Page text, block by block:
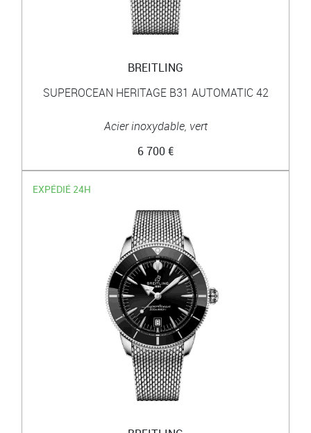
BREITLING
SUPEROCEAN HERITAGE B31 AUTOMATIC 42
Acier inoxydable, vert
6 700 €
EXPÉDIÉ 24H